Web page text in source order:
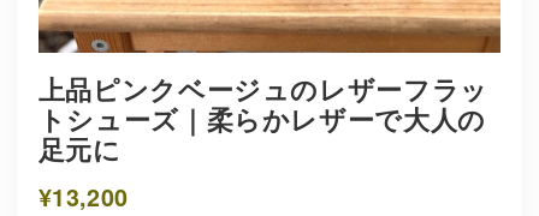
上品ピンクベージュのレザーフラッ
トシューズ｜柔らかレザーで大人の
足元に
¥13,200